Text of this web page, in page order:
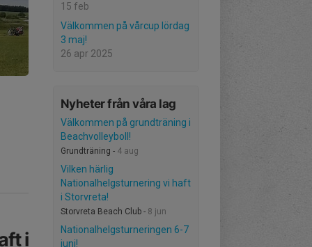
15 feb
Välkommen på vårcup lördag
3 maj!
26 apr 2025
Nyheter från våra lag
Välkommen på grundträning i
Beachvolleyboll!
Grundträning - 4 aug
Vilken härlig
Nationalhelgsturnering vi haft
i Storvreta!
Storvreta Beach Club - 8 jun
Nationalhelgsturneringen 6-7
juni!
i